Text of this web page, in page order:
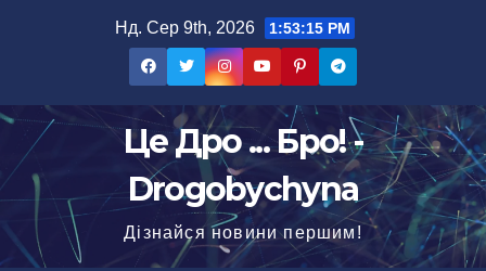
Нд. Сер 9th, 2026 1:53:16 PM
Це Дро ... Бро! -
Drogobychyna
Дізнайся новини першим!